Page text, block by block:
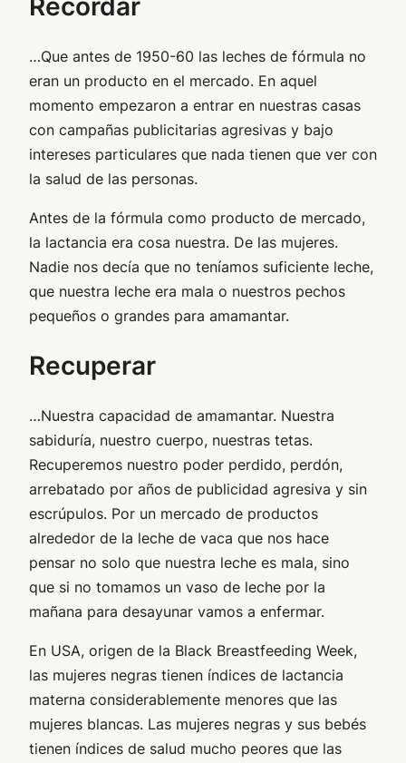
…Que antes de 1950-60 las leches de fórmula no
eran un producto en el mercado. En aquel
momento empezaron a entrar en nuestras casas
con campañas publicitarias agresivas y bajo
intereses particulares que nada tienen que ver con
la salud de las personas.
Antes de la fórmula como producto de mercado,
la lactancia era cosa nuestra. De las mujeres.
Nadie nos decía que no teníamos suficiente leche,
que nuestra leche era mala o nuestros pechos
pequeños o grandes para amamantar.
Recuperar
…Nuestra capacidad de amamantar. Nuestra
sabiduría, nuestro cuerpo, nuestras tetas.
Recuperemos nuestro poder perdido, perdón,
arrebatado por años de publicidad agresiva y sin
escrúpulos. Por un mercado de productos
alrededor de la leche de vaca que nos hace
pensar no solo que nuestra leche es mala, sino
que si no tomamos un vaso de leche por la
mañana para desayunar vamos a enfermar.
En USA, origen de la Black Breastfeeding Week,
las mujeres negras tienen índices de lactancia
materna considerablemente menores que las
mujeres blancas. Las mujeres negras y sus bebés
tienen índices de salud mucho peores que las